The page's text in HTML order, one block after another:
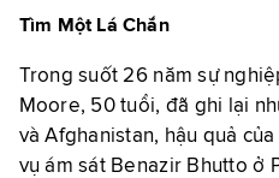
Tìm Một Lá Chắn
Trong suốt 26 năm sự
Moore, 50 tuổi, đã ghi lại
và Afghanistan, hậu quả
vụ ám sát Benazir Bhutto ở